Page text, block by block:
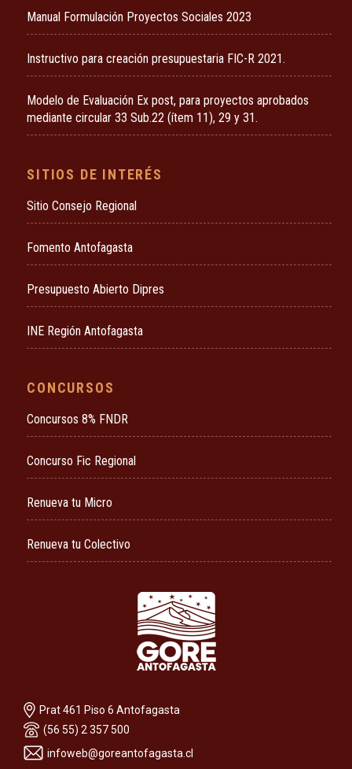
Manual Formulación Proyectos Sociales 2023
Instructivo para creación presupuestaria FIC-R 2021.
Modelo de Evaluación Ex post, para proyectos aprobados
mediante circular 33 Sub.22 (ítem 11), 29 y 31.
SITIOS DE INTERÉS
Sitio Consejo Regional
Fomento Antofagasta
Presupuesto Abierto Dipres
INE Región Antofagasta
CONCURSOS
Concursos 8% FNDR
Concurso Fic Regional
Renueva tu Micro
Renueva tu Colectivo
Prat 461 Piso 6 Antofagasta
(56 55) 2 357 500
infoweb@goreantofagasta.cl